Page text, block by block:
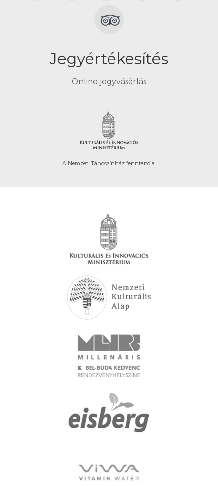
Jegyértékesítés
Online jegyvásárlás
A Nemzeti Táncszínház fenntartója.